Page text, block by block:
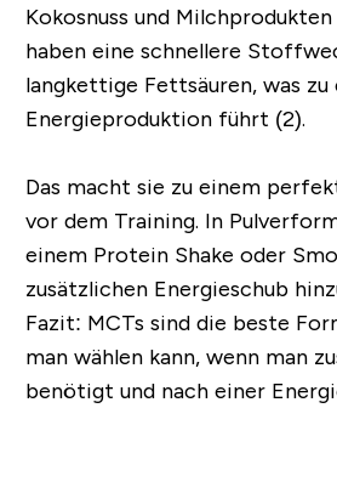
Kokosnuss und
haben eine schnellere
langkettige Fettsäuren, was zu
Energieproduktion führt (2).
Das macht sie zu einem
vor dem Training. In
einem Protein Shake oder
zusätzlichen Energieschub
Fazit: MCTs sind die beste
man wählen kann, wenn man
benötigt und nach einer